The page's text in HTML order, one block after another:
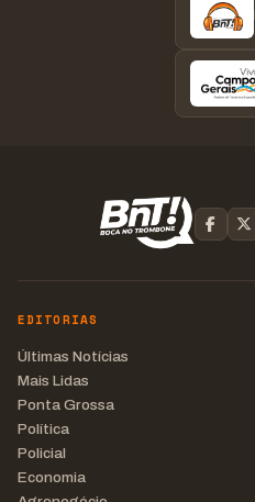
EDITORIAS
Últimas Notícias
Mais Lidas
Ponta Grossa
Política
Policial
Economia